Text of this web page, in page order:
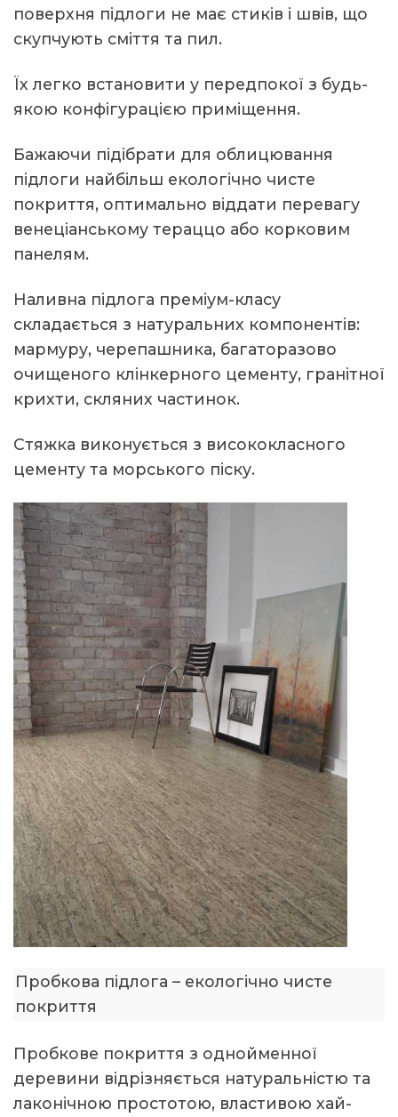
поверхня підлоги не має стиків і швів, що
скупчують сміття та пил.
Їх легко встановити у передпокої з будь-
якою конфігурацією приміщення.
Бажаючи підібрати для облицювання
підлоги найбільш екологічно чисте
покриття, оптимально віддати перевагу
венеціанському тераццо або корковим
панелям.
Наливна підлога преміум-класу
складається з натуральних компонентів:
мармуру, черепашника, багаторазово
очищеного клінкерного цементу, гранітної
крихти, скляних частинок.
Стяжка виконується з висококласного
цементу та морського піску.
Пробкова підлога – екологічно чисте
покриття
Пробкове покриття з однойменної
деревини відрізняється натуральністю та
лаконічною простотою, властивою хай-